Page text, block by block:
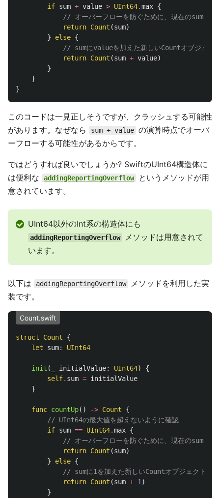
if sum + value > UInt64.max {
// オーバーフローを防ぐために、現在のsumを維
return Count (sum)
}
else {
// sumにvalueを加えた新しいCountオブジェク
return Count (sum + value)
}
}
}
このコードは一見正しそうですが、クラッシュする可能性
があります。なぜなら
sum + value の演算時点でオーバ
ーフローする可能性があるからです。
ではどうすれば良いでしょうか? SwiftのUInt64構造体に
は便利な
addingReportingOverflow
というメソッドが用
意されています。
UInt64以外のInt系の構造体にも
addingReportingOverflow
メソッドは用意されて
います。
以下は addingReportingOverflow
メソッドを利用した実
装です。
Count.swift
struct Count
{
let
sum: UInt64
init ( initialValue: UInt64)
{
self. sum = initialValue
}
func countUp() -> Count
{
// UInt64の最大値を超えないように確認
if sum == UInt64.max {
// オーバーフローを防ぐために、現在のsumを維
return Count (sum)
}
else {
// sumに1を加えた新しいCountオブジェクトを
return Count (sum + 1 )
}